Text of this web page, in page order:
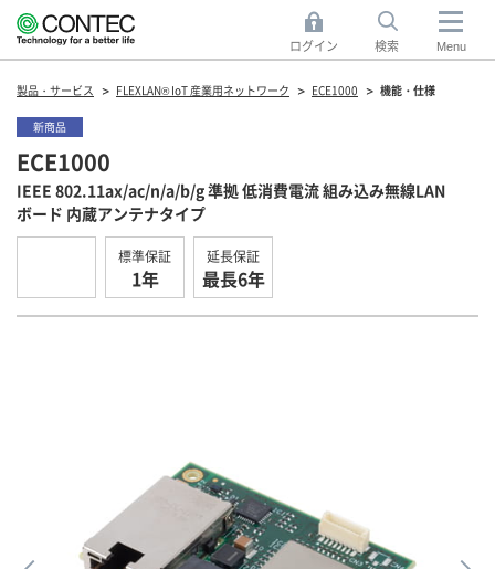
ログイン 検索 Menu
製品・サービス FLEXLAN® IoT 産業用ネットワーク ECE1000 機能・仕様
ECE1000
IEEE 802.11ax/ac/n/a/b/g 準拠 低消費電流 組み込み無線LAN
ボード 内蔵アンテナタイプ
新商品
標準保証
1年
延長保証
最長6年